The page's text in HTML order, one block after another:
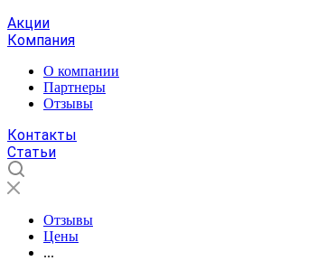
Акции
Компания
О компании
Партнеры
Отзывы
Контакты
Статьи
Отзывы
Цены
...